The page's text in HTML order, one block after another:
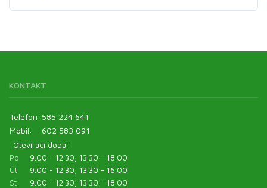
KONTAKT
Telefon: 585 224 641
Mobil:
602 583 091
Otevírací doba:
Po
9.00 - 12.30, 13.30 - 18.00
Út
9.00 - 12.30, 13.30 - 16.00
St
9.00 - 12.30, 13.30 - 18.00